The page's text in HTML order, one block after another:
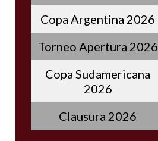
Copa Argentina 2026
Torneo Apertura 2026
Copa Sudamericana
2026
Clausura 2026